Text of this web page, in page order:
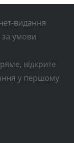
видання
умови
відкрите
у першому